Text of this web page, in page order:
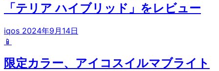
「テリア ハイブリッド」をレビュー
iqos 2024年9月14日
📱
限定カラー、アイコスイルマブライト